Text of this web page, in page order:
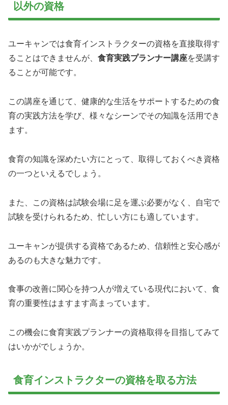
以外の資格
ユーキャンでは食育インストラクターの資格を直接取得す
ることはできませんが、 食育実践プランナー講座を受講す
ることが可能です。
この講座を通じて、健康的な生活をサポートするための食
育の実践方法を学び、様々なシーンでその知識を活用でき
ます。
食育の知識を深めたい方にとって、取得しておくべき資格
の一つといえるでしょう。
また、この資格は試験会場に足を運ぶ必要がなく、自宅で
試験を受けられるため、忙しい方にも適しています。
ユーキャンが提供する資格であるため、信頼性と安心感が
あるのも大きな魅力です。
食事の改善に関心を持つ人が増えている現代において、食
育の重要性はますます高まっています。
この機会に食育実践プランナーの資格取得を目指してみて
はいかがでしょうか。
食育インストラクターの資格を取る方法